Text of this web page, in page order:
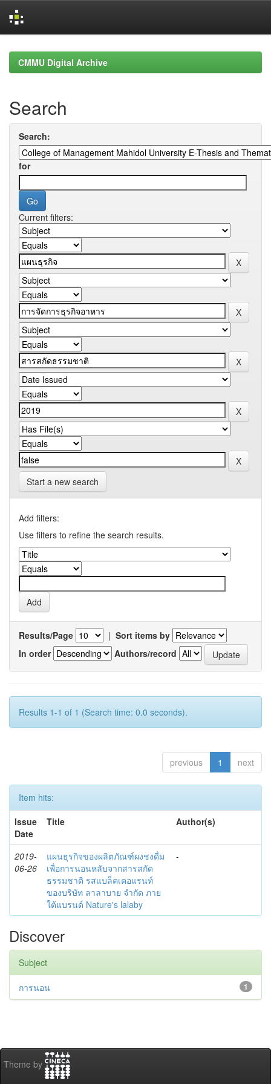
navigationCMMU Digital Archive
Search
Search:
for
Current filters:
Start a new search
Add filters:
Use filters to refine the search results.
Results/Page | Sort items by
In order
Authors/record
Results 1-1 of 1 (Search time: 0.0 seconds).
previous 1 next
Item hits:
Issue
Date
Title Author(s)
2019-
06-26
แผนธุรกิจของผลิตภัณฑ์ผงชงดื่ม
เพื่อการนอนหลับจากสารสกัด
ธรรมชาติ รสแบล็คเคอแรนท์
ของบริษัท ลาลาบาย จำกัด ภาย
ใต้แบรนด์ Nature's lalaby
-
Discover
Subject
1
การนอน
Theme by